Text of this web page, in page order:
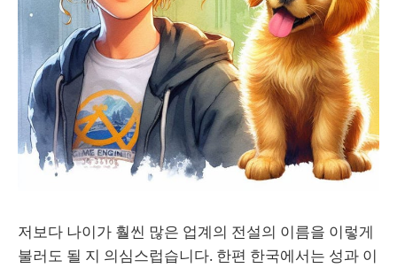
저보다 나이가 훨씬 많은 업계의 전설의 이름을 이렇게
불러도 될 지 의심스럽습니다. 한편 한국에서는 성과 이